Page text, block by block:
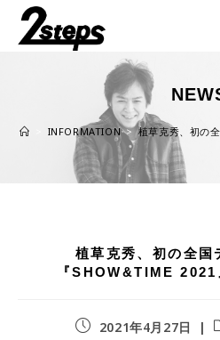
INFORMATION > 植草克秀、初の
植草克秀、初の全国
『SHOW&TIME 2021
2021年4月27日